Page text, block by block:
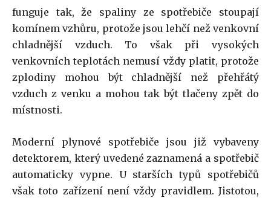
funguje tak, že spaliny ze spotřebiče stoupají
komínem vzhůru, protože jsou lehčí než venkovní
chladnější vzduch. To však při vysokých
venkovních teplotách nemusí vždy platit, protože
zplodiny mohou být chladnější než přehřátý
vzduch z venku a mohou tak být tlačeny zpět do
místnosti.
Moderní plynové spotřebiče jsou již vybaveny
detektorem, který uvedené zaznamená a spotřebič
automaticky vypne. U starších typů spotřebičů
však toto zařízení není vždy pravidlem. Jistotou,